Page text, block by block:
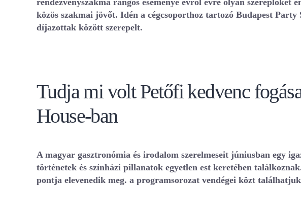
rendezvényszakma rangos eseménye évről évre olyan
közös szakmai jövőt. Idén a cégcsoporthoz tartozó Budapest
díjazottak között szerepelt.
Tudja mi volt Petőfi kedvenc
House-ban
A magyar gasztronómia és irodalom szerelmeseit júniusban egy
történetek és színházi pillanatok egyetlen est keretében
pontja elevenedik meg. a programsorozat vendégei közt